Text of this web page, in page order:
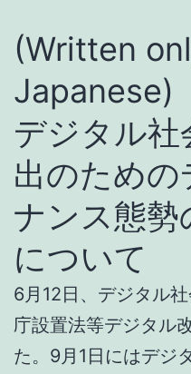
(Written
Japanese)
デジタル社
出のため
ナンス態勢
について
6月12日、デジタル
庁設置法等デジタル
た。9月1日にはデジ